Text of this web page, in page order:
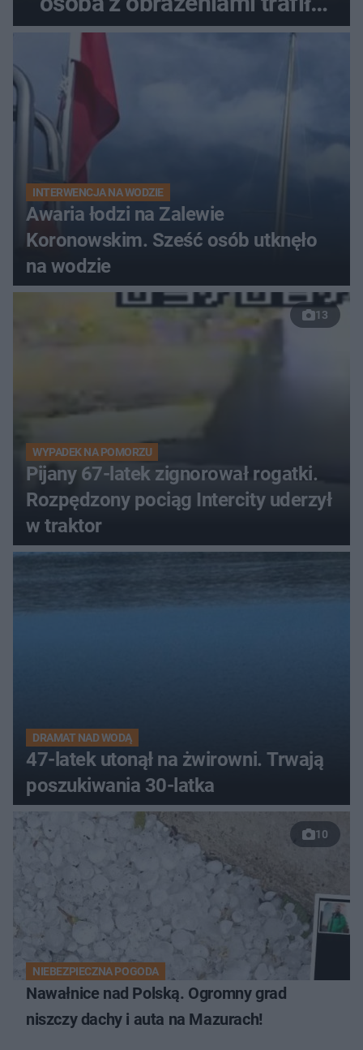
do szpitala
INTERWENCJA NA WODZIE
Awaria łodzi na Zalewie
Koronowskim. Sześć osób utknęło
na wodzie
13
WYPADEK NA POMORZU
Pijany 67-latek zignorował rogatki.
Rozpędzony pociąg Intercity uderzył
w traktor
DRAMAT NAD WODĄ
47-latek utonął na żwirowni. Trwają
poszukiwania 30-latka
10
NIEBEZPIECZNA POGODA
Nawałnice nad Polską. Ogromny grad
niszczy dachy i auta na Mazurach!